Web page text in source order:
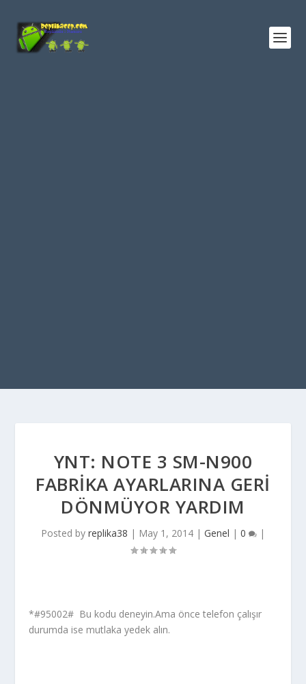
YNT: NOTE 3 SM-N900
FABRIKA AYARLARINA GERI
DÖNMÜYOR YARDIM
Posted by replika38 | May 1, 2014 | Genel | 0 |
*#95002# Bu kodu deneyin.Ama önce telefon çalışır
durumda ise mutlaka yedek alın.